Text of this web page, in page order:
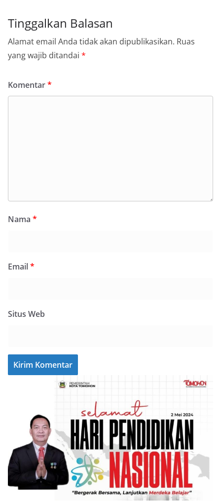
Tinggalkan Balasan
Alamat email Anda tidak akan dipublikasikan. Ruas
yang wajib ditandai *
Komentar*
Nama *
Email*
Situs Web